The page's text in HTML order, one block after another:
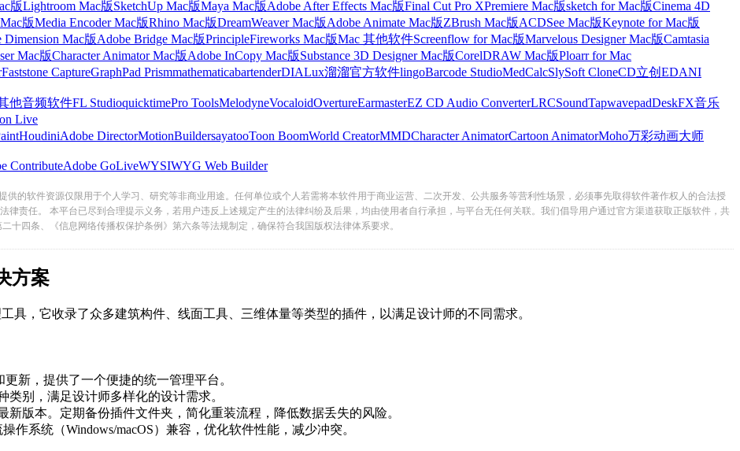
版Lightroom Mac版SketchUp Mac版Maya Mac版Adobe After Effects Mac版Final Cut Pro XPremiere Mac版sketch for Mac版Cinema 4D
版Media Encoder Mac版Rhino Mac版DreamWeaver Mac版Adobe Animate Mac版ZBrush Mac版ACDSee Mac版Keynote for Mac版
Dimension Mac版Adobe Bridge Mac版PrincipleFireworks Mac版Mac 其他软件Screenflow for Mac版Marvelous Designer Mac版Camtasia
Mac版Character Animator Mac版Adobe InCopy Mac版Substance 3D Designer Mac版CorelDRAW Mac版Ploarr for Mac
Faststone CaptureGraphPad PrismmathematicabartenderDIALux溜溜官方软件lingoBarcode StudioMedCalcSlySoft CloneCD立创EDANI
他音频软件FL StudioquicktimePro ToolsMelodyneVocaloidOvertureEarmasterEZ CD Audio ConverterLRCSoundTapwavepadDeskFX音乐
Live
HoudiniAdobe DirectorMotionBuildersayatooToon BoomWorld CreatorMMDCharacter AnimatorCartoon AnimatorMoho万彩动画大师
ContributeAdobe GoLiveWYSIWYG Web Builder
供的软件资源仅限用于个人学习、研究等非商业用途。任何单位或个人若需将本软件用于商业运营、二次开发、公共服务等营利性场景，必须事先取得软件著作权人的合法授
责任。 本平台已尽到合理提示义务，若用户违反上述规定产生的法律纠纷及后果，均由使用者自行承担，与平台无任何关联。我们倡导用户通过官方渠道获取正版软件，共
十四条、《信息网络传播权保护条例》第六条等法规制定，确保符合我国版权法律体系要求。
方案
，它收录了众多建筑构件、线面工具、三维体量等类型的插件，以满足设计师的不同需求。
和更新，提供了一个便捷的统一管理平台。
别，满足设计师多样化的设计需求。
版本。定期备份插件文件夹，简化重装流程，降低数据丢失的风险。
（Windows/macOS）兼容，优化软件性能，减少冲突。